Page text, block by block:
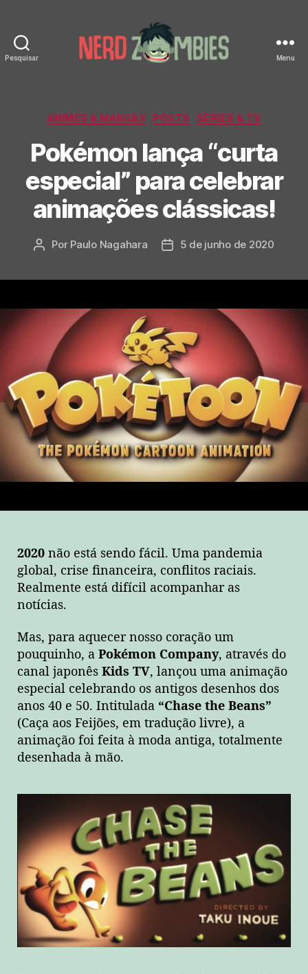
Pesquisar Menu
Categorias
ANIMES & MANGÁS POSTS SÉRIES & TV
Pokémon lança “curta
especial” para celebrar
animações clássicas!
Autor
Por Paulo Nagahara
Data5 de junho de 2020
2020 não está sendo fácil. Uma pandemia
global, crise financeira, conflitos raciais.
Realmente está difícil acompanhar as
notícias.
Mas, para aquecer nosso coração um
pouquinho, a Pokémon Company, através do
canal japonês Kids TV, lançou uma animação
especial celebrando os antigos desenhos dos
anos 40 e 50. Intitulada “Chase the Beans”
(Caça aos Feijões, em tradução livre), a
animação foi feita à moda antiga, totalmente
desenhada à mão.